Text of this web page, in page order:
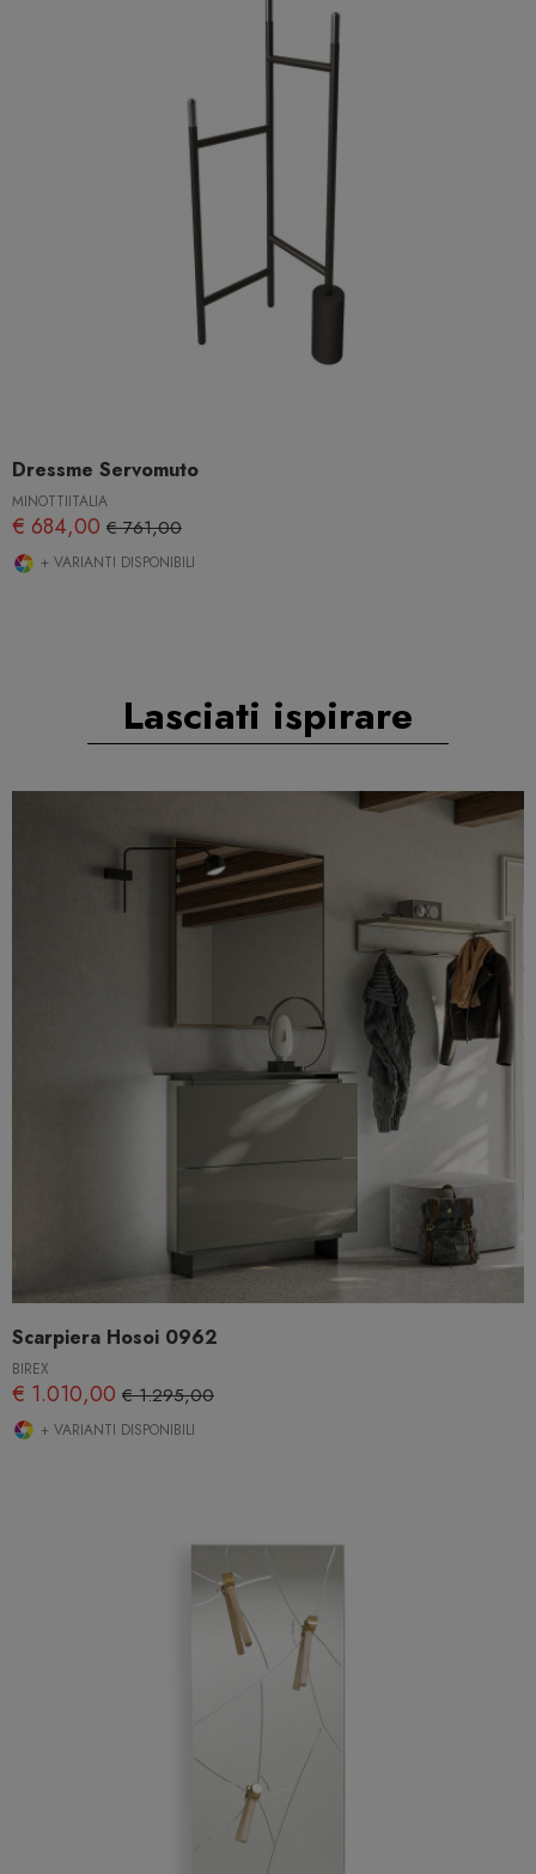
Dressme Servomuto
MINOTTIITALIA
€ 684,00 € 761,00
+ VARIANTI DISPONIBILI
Lasciati ispirare
Scarpiera Hosoi 0962
BIREX
€ 1.010,00 € 1.295,00
+ VARIANTI DISPONIBILI